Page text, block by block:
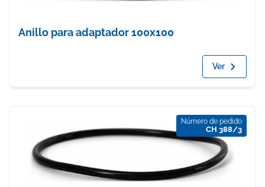
Anillo para adaptador 100x100
Ver
Número de pedido
CH 388/3